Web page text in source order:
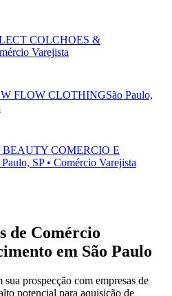
COLCHOES &
Varejista
FLOW CLOTHINGSão Paulo,
BEAUTY COMERCIO E
Paulo, SP • Comércio Varejista
de Comércio
em São Paulo
prospecção com empresas de
potencial para aquisição de